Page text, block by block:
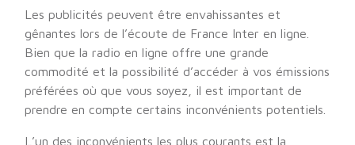
Les publicités peuvent être envahissantes et
gênantes lors de l’écoute de France Inter en ligne.
Bien que la radio en ligne offre une grande
commodité et la possibilité d’accéder à vos émissions
préférées où que vous soyez, il est important de
prendre en compte certains inconvénients potentiels.
L’un des inconvénients les plus courants est la